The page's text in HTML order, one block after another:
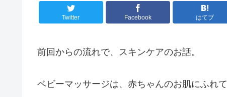
Twitter Facebook はてブ
前回からの流れで、スキンケアのお話。
ベビーマッサージは、赤ちゃんのお肌にふれて